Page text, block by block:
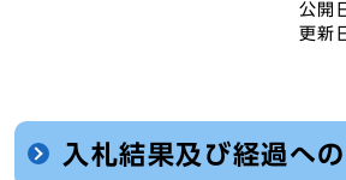
公開
更新
入札結果及び経過へ